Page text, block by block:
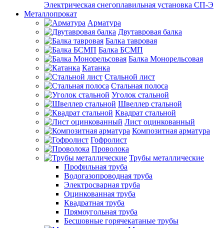
Электрическая снегоплавильная установка СП-Э
Металлопрокат
Арматура
Двутавровая балка
Балка тавровая
Балка БСМП
Балка Монорельсовая
Катанка
Стальной лист
Стальная полоса
Уголок стальной
Швеллер стальной
Квадрат стальной
Лист оцинкованный
Композитная арматура
Гофролист
Проволока
Трубы металлические
Профильная труба
Водогазопроводная труба
Электросварная труба
Оцинкованная труба
Квадратная труба
Прямоугольная труба
Бесшовные горячекатаные трубы